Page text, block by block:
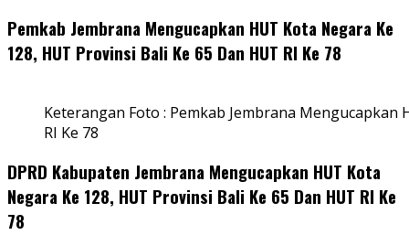
Pemkab Jembrana Mengucapkan HUT Kota Negara Ke
128, HUT Provinsi Bali Ke 65 Dan HUT RI Ke 78
Keterangan Foto : Pemkab Jembrana Mengucapkan
RI Ke 78
DPRD Kabupaten Jembrana Mengucapkan HUT Kota
Negara Ke 128, HUT Provinsi Bali Ke 65 Dan HUT RI Ke
78